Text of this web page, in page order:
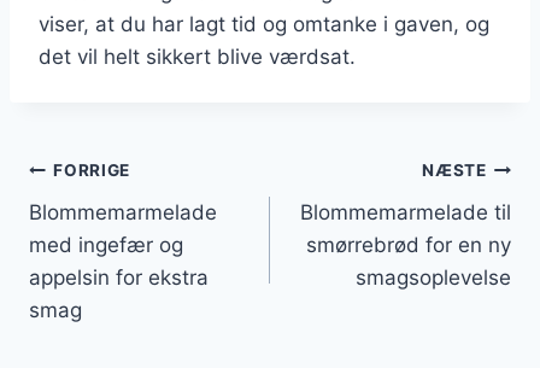
viser, at du har lagt tid og omtanke i gaven, og
det vil helt sikkert blive værdsat.
Indlægsnavigation
FORRIGE
Blommemarmelade
med ingefær og
appelsin for ekstra
smag
NÆSTE
Blommemarmelade til
smørrebrød for en ny
smagsoplevelse